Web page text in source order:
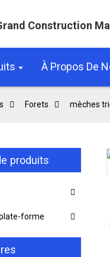
Construction
À Propos De
Forets mèches
produits
forme